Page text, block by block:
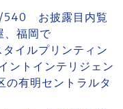
お披露目内覧
福岡で
イルプリンティン
ントインテリジェン
有明セントラルタ